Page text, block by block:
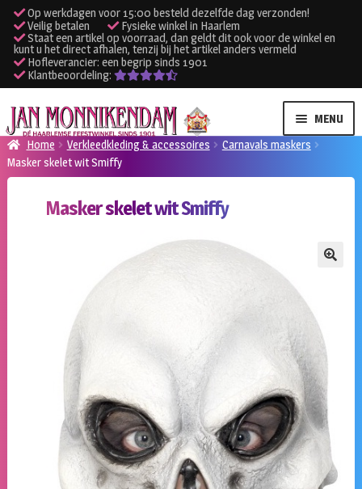
Op werkdagen voor 15:00 besteld dezelfde dag verzonden!
Veilig betalen
Fysieke winkel in Haarlem
Staat een artikel op voorraad, dan geldt dit ook voor de winkel en
kunt u het direct afhalen, tenzij bij het artikel anders vermeld
Hofleverancier: een begrip sinds 1901
Klantbeoordeling:
Ga
door
naar
navigatie
Ga
naar
de
inhoud
MENU
Verhuur kleding
Verhuur apparatuur
Klantenservice
Inloggen
Home Verkleedkleding & accessoires
Carnavals maskers
Masker skelet wit Smiffy
Masker skelet wit Smiffy